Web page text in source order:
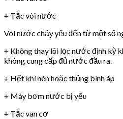
+ Tắc vòi nước
Vòi nước chảy yếu đến từ một số
+ Không thay lõi lọc nước định kỳ
không cung cấp đủ nước đầu ra.
+ Hết khí nén hoặc thủng bình áp
+ Máy bơm nước bị yếu
+ Tắc van cơ